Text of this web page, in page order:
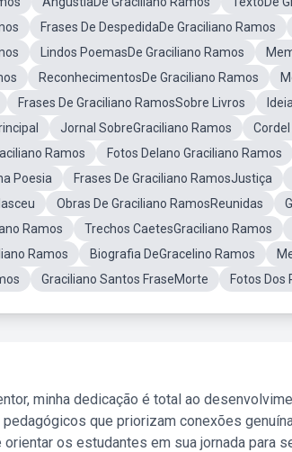
Frases De DespedidaDe Graciliano Ramos
Lindos PoemasDe Graciliano Ramos
ReconhecimentosDe Graciliano Ramos
Frases De Graciliano RamosSobre Livros
Jornal SobreGraciliano Ramos
Ramos
Fotos DeIano Graciliano Ramos
Poesia
Frases De Graciliano RamosJustiça
Obras De Graciliano RamosReunidas
Ramos
Trechos CaetesGraciliano Ramos
Ramos
Biografia DeGracelino Ramos
Graciliano Santos FraseMorte Fotos Dos
minha dedicação é total ao
que priorizam conexões
os estudantes em sua jornada para